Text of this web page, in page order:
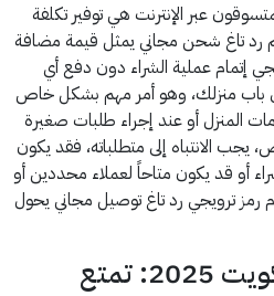
عبر الإنترنت هي توفير تكلفة
تاغ شحن مجاني يمثل قيمة مضافة
إتمام عملية الشراء دون دفع أي
باب منزلك، وهو أمر مهم بشكل خاص
المنزل أو عند إجراء طلبات صغيرة
يجب الانتباه إلى متطلباته، فقد يكون
أو قد يكون متاحاً لعملاء محددين أو
ترويجي رد تاغ توصيل مجاني يحول
كود خصم رد تاغ الكويت 2025: تمتع